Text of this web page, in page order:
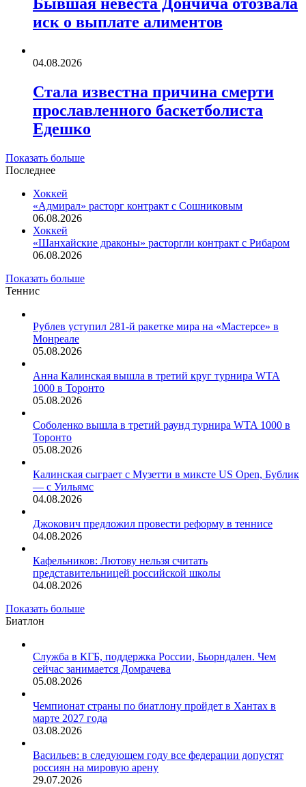
иск о выплате алиментов
04.08.2026
Стала известна причина смерти
прославленного баскетболиста
Едешко
Показать больше
Последнее
Хоккей
«Адмирал» расторг контракт с Сошниковым
06.08.2026
Хоккей
«Шанхайские драконы» расторгли контракт с Рибаром
06.08.2026
Показать больше
Теннис
Рублев уступил 281-й ракетке мира на «Мастерсе» в
Монреале
05.08.2026
Анна Калинская вышла в третий круг турнира WTA
1000 в Торонто
05.08.2026
Соболенко вышла в третий раунд турнира WTA 1000 в
Торонто
05.08.2026
Калинская сыграет с Музетти в миксте US Open, Бублик
— с Уильямс
04.08.2026
Джокович предложил провести реформу в теннисе
04.08.2026
Кафельников: Лютову нельзя считать
представительницей российской школы
04.08.2026
Показать больше
Биатлон
Служба в КГБ, поддержка России, Бьорндален. Чем
сейчас занимается Домрачева
05.08.2026
Чемпионат страны по биатлону пройдет в Хантах в
марте 2027 года
03.08.2026
Васильев: в следующем году все федерации допустят
россиян на мировую арену
29.07.2026